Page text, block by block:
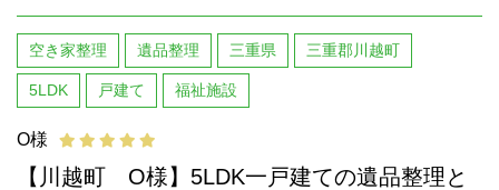
空き家整理 遺品整理 三重県 三重郡川越町
5LDK 戸建て 福祉施設
O様
【川越町 O様】5LDK一戸建ての遺品整理と